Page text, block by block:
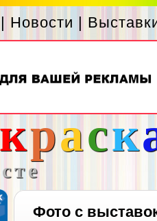
| Новости |
краск
Фото с